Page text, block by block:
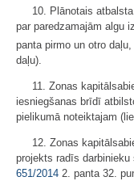
10. Plānotais
par paredzamajām algu
panta pirmo un otro daļu,
daļu).
11. Zonas
iesniegšanas brīdī
pielikumā noteiktajam
12. Zonas
projekts radīs
651/2014 2. panta 32.